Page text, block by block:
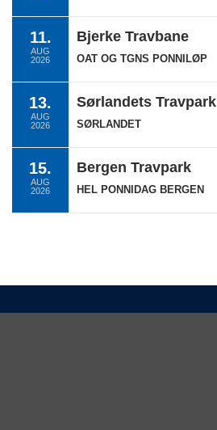
11.
AUG
2026
Bjerke Travbane
OAT OG TGNS PONNILØP
13.
AUG
2026
Sørlandets Travpark
SØRLANDET
15.
AUG
2026
Bergen Travpark
HEL PONNIDAG BERGEN